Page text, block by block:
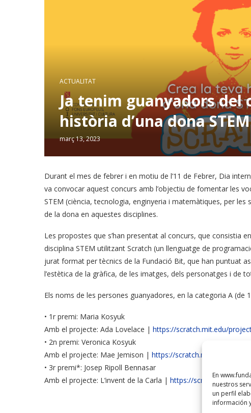
En
nuestros
un perfil
información
ACTUALITAT
Ja tenim guanyadors del
història d’una dona
març 13, 2023
Durant el mes de febrer i en motiu de l’11 de Febrer, Dia
va convocar aquest concurs amb l’objectiu de fomentar les
STEM (ciència, tecnologia, enginyeria i matemàtiques, per
de la dona en aquestes disciplines.
Les propostes que s’han presentat al concurs, que consistia
disciplina STEM utilitzant Scratch (un llenguatge de
jurat format per tècnics de la Fundació Bit, que han puntuat
l’estètica de la gràfica, de les imatges, dels personatges i de
Els noms de les persones guanyadores, en la categoria A (de
• 1r premi: Maria Kosyuk
Amb el projecte: Ada Lovelace | https://scratch.mit.edu/
• 2n premi: Veronica Kosyuk
Amb el projecte: Mae Jemison | https://scratch.mit.edu/
• 3r premi*: Josep Ripoll Bennasar
Amb el projecte: L’invent de la Carla | https://scratch.mit.edu/